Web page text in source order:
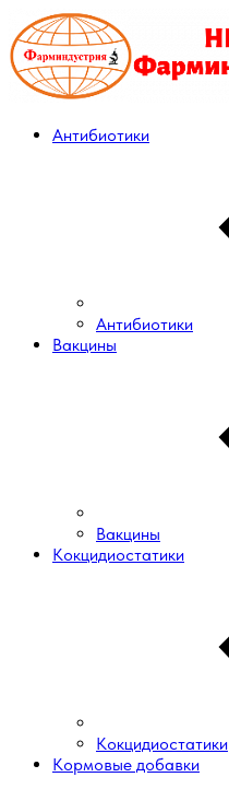
Антибиотики
Антибиотики
Вакцины
Вакцины
Кокцидиостатики
Кокцидиостатики
Кормовые добавки